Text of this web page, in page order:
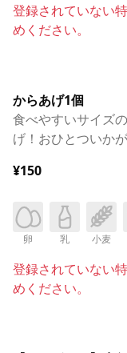
登録されていない
めください。
からあげ1個
食べやすいサイズ
げ！おひとついか
¥150
卵 乳 小麦
登録されていない
めください。